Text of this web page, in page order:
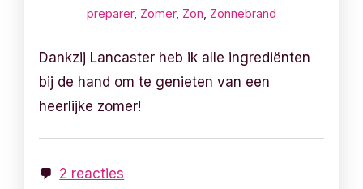
preparer, Zomer, Zon Zonnebrand
Dankzij Lancaster heb ik alle ingrediënten
bij de hand om te genieten van een
heerlijke zomer!
2 reacties